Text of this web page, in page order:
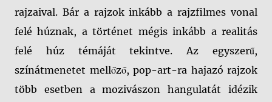
rajzaival. Bár a rajzok inkább a rajzfilmes vonal
felé húznak, a történet mégis inkább a realitás
felé húz témáját tekintve. Az egyszerű,
színátmenetet mellőző, pop-art-ra hajazó rajzok
több esetben a mozivászon hangulatát idézik